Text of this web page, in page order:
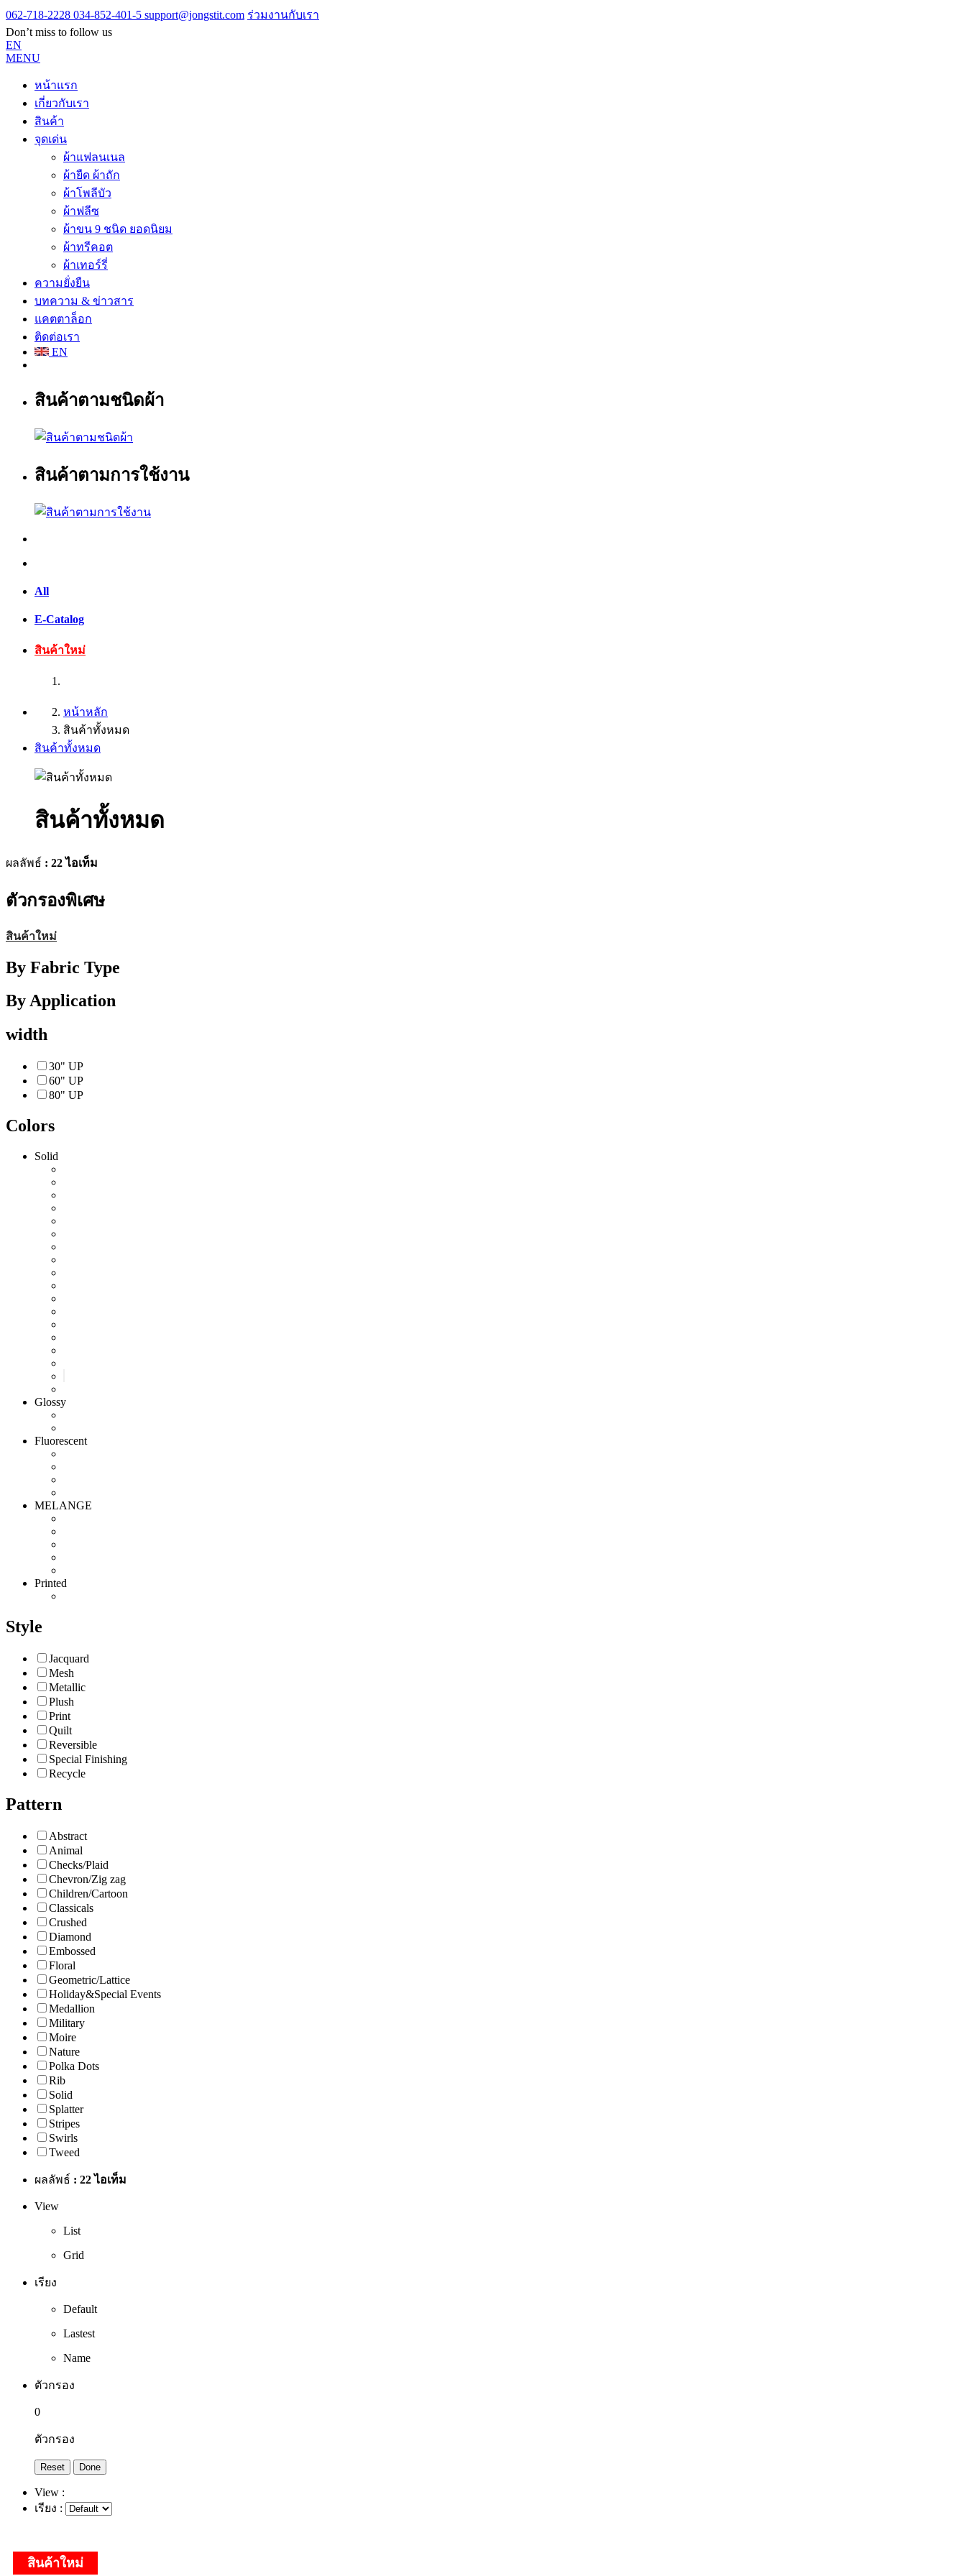
062-718-2228 034-852-401-5 support@jongstit.com ร่วมงานกับเรา
Don’t miss to follow us
EN
MENU
หน้าแรก
เกี่ยวกับเรา
สินค้า
จุดเด่น
ผ้าแฟลนเนล
ผ้ายืด ผ้าถัก
ผ้าโพลีบัว
ผ้าฟลีซ
ผ้าขน 9 ชนิด ยอดนิยม
ผ้าทรีคอต
ผ้าเทอร์รี่
ความยั่งยืน
บทความ & ข่าวสาร
แคตตาล็อก
ติดต่อเรา
EN
สินค้าตามชนิดผ้า
สินค้าตามการใช้งาน
All
E-Catalog
สินค้าใหม่
หน้าหลัก
สินค้าทั้งหมด
สินค้าทั้งหมด
สินค้าทั้งหมด
ผลลัพธ์ : 22 ไอเท็ม
ตัวกรองพิเศษ
สินค้าใหม่
By Fabric Type
By Application
width
30" UP
60" UP
80" UP
Colors
Solid
Glossy
Fluorescent
MELANGE
Printed
Style
Jacquard
Mesh
Metallic
Plush
Print
Quilt
Reversible
Special Finishing
Recycle
Pattern
Abstract
Animal
Checks/Plaid
Chevron/Zig zag
Children/Cartoon
Classicals
Crushed
Diamond
Embossed
Floral
Geometric/Lattice
Holiday&Special Events
Medallion
Military
Moire
Nature
Polka Dots
Rib
Solid
Splatter
Stripes
Swirls
Tweed
ผลลัพธ์ : 22 ไอเท็ม
View
List
Grid
เรียง
Default
Lastest
Name
ตัวกรอง
0
ตัวกรอง
Reset Done
View :
เรียง :
สินค้าใหม่